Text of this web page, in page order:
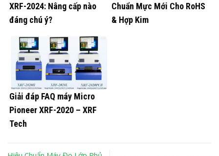
XRF-2024: Nâng cấp nào
đáng chú ý?
Chuẩn Mực Mới Cho RoHS
& Hợp Kim
Giải đáp FAQ máy Micro
Pioneer XRF-2020 – XRF
Tech